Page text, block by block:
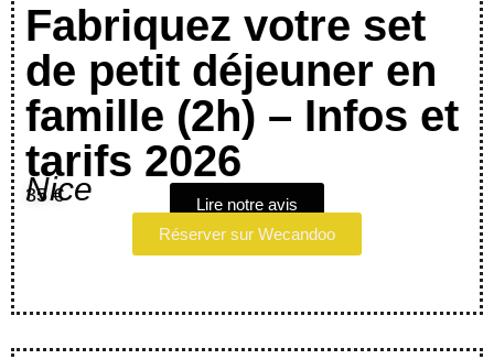
Fabriquez votre set
de petit déjeuner en
famille (2h) – Infos et
tarifs 2026
Nice
35 €
Lire notre avis
Réserver sur Wecandoo